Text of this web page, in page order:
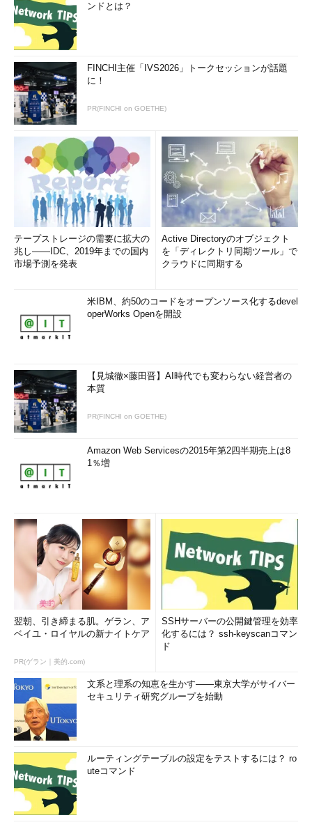
ンドとは？
FINCHI主催「IVS2026」トークセッションが話題
に！
PR(FINCHI on GOETHE)
テープストレージの需要に拡大の
兆し――IDC、2019年までの国内
市場予測を発表
Active Directoryのオブジェクト
を「ディレクトリ同期ツール」で
クラウドに同期する
米IBM、約50のコードをオープンソース化するdevel
operWorks Openを開設
【見城徹×藤田晋】AI時代でも変わらない経営者の
本質
PR(FINCHI on GOETHE)
Amazon Web Servicesの2015年第2四半期売上は8
1％増
翌朝、引き締まる肌。ゲラン、ア
ベイユ・ロイヤルの新ナイトケア
PR(ゲラン｜美的.com)
SSHサーバーの公開鍵管理を効率
化するには？ ssh-keyscanコマン
ド
文系と理系の知恵を生かす――東京大学がサイバー
セキュリティ研究グループを始動
ルーティングテーブルの設定をテストするには？ ro
uteコマンド